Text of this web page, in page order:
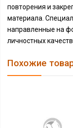
повторения и
материала.
направленные на
личностных
Похожие